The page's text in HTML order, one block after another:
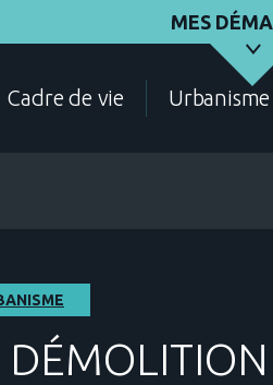
MES
Cadre de vie Urbanisme